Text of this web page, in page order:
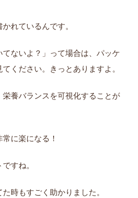
れているんです。
てないよ？」って場合は、パッケ
ください。きっとありますよ。
栄養バランスを可視化することが
に楽になる！
すね。
時もすごく助かりました。